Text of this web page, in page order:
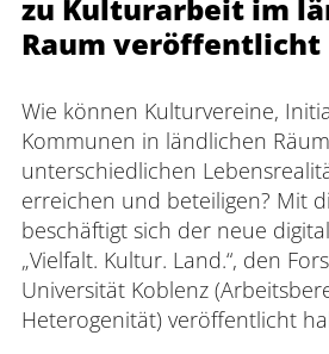
zu Kulturarbeit im
Raum veröffentlicht
Wie können Kulturvereine,
Kommunen in ländlichen
unterschiedlichen
erreichen und beteiligen? Mit
beschäftigt sich der neue
„Vielfalt. Kultur. Land.“, den
Universität Koblenz
Heterogenität) veröffentlicht